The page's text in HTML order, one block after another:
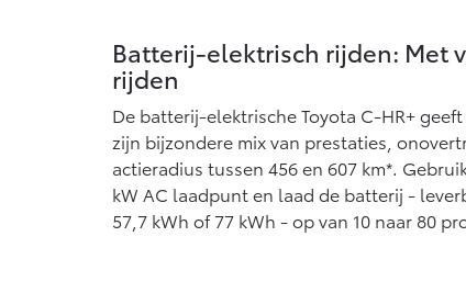
Batterij-elektrisch rijden: Met
rijden
De batterij-elektrische Toyota C-HR+
zijn bijzondere mix van prestaties,
actieradius tussen 456 en 607 km*.
kW AC laadpunt en laad de batterij -
57,7 kWh of 77 kWh - op van 10 naar 80